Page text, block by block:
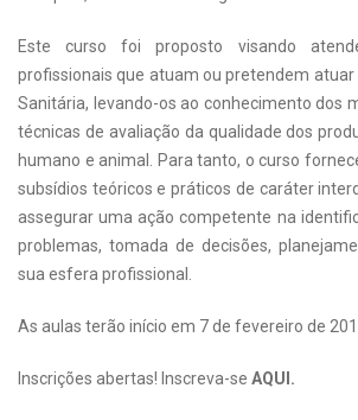
Este curso foi proposto visando
profissionais que atuam ou pretendem atuar
Sanitária, levando-os ao conhecimento dos
técnicas de avaliação da qualidade dos
humano e animal. Para tanto, o curso
subsídios teóricos e práticos de caráter
assegurar uma ação competente na
problemas, tomada de decisões,
sua esfera profissional.
As aulas terão início em 7 de fevereiro de
Inscrições abertas! Inscreva-se AQUI .